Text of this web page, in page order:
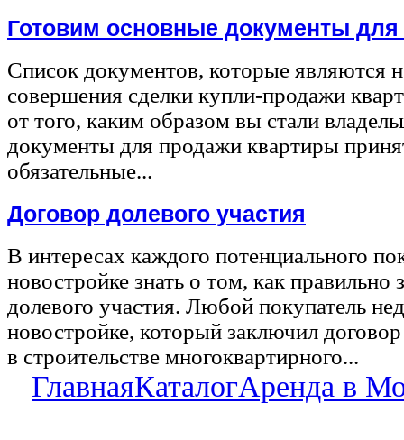
Готовим основные документы
Список документов, которые являются
совершения сделки купли-продажи
от того, каким образом вы стали
документы для продажи квартиры
обязательные...
Договор долевого участия
В интересах каждого потенциального
новостройке знать о том, как правильно
долевого участия. Любой покупатель
новостройке, который заключил
в строительстве многоквартирного...
ГлавнаяКаталогАренда в